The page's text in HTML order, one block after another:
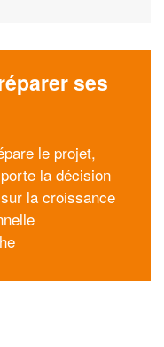
ses
le projet,
la décision
la croissance